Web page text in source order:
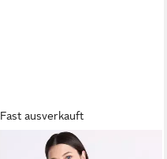
Fast ausverkauft
Klassische Bluse mit